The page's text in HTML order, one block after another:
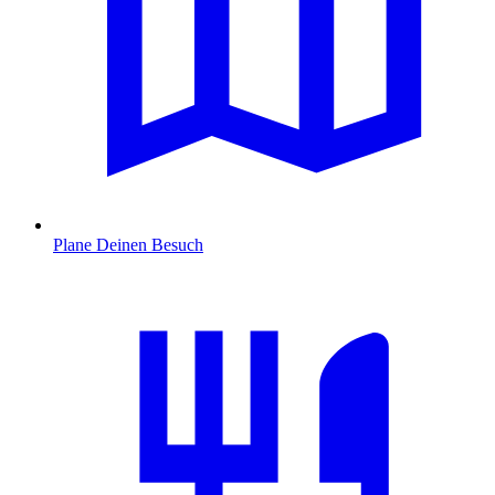
Plane Deinen Besuch